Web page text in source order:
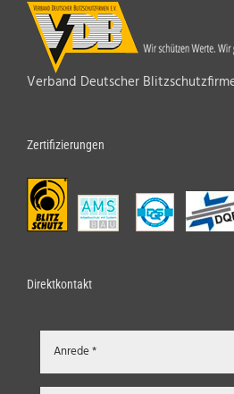
Verband Deutscher
Zertifizierungen
Direktkontakt